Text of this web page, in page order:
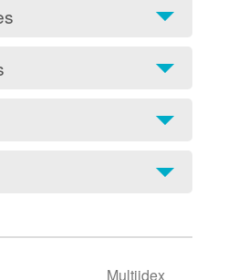
Multiidex